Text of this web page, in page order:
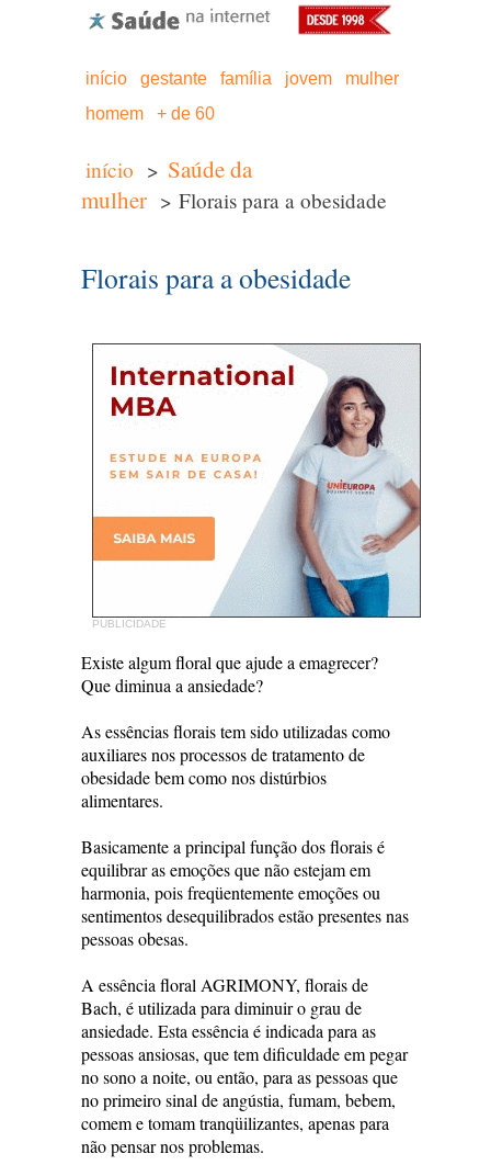
início gestante família jovem
mulher
homem
+ de 60
início > Saúde da
mulher > Florais para a obesidade
Florais para a obesidade
PUBLICIDADE
Existe algum floral que ajude a emagrecer?
Que diminua a ansiedade?
As essências florais tem sido utilizadas como
auxiliares nos processos de tratamento de
obesidade bem como nos distúrbios
alimentares.
Basicamente a principal função dos florais é
equilibrar as emoções que não estejam em
harmonia, pois freqüentemente emoções ou
sentimentos desequilibrados estão presentes nas
pessoas obesas.
A essência floral AGRIMONY, florais de
Bach, é utilizada para diminuir o grau de
ansiedade. Esta essência é indicada para as
pessoas ansiosas, que tem dificuldade em pegar
no sono a noite, ou então, para as pessoas que
no primeiro sinal de angústia, fumam, bebem,
comem e tomam tranqüilizantes, apenas para
não pensar nos problemas.